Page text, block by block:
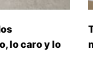
lo caro y lo